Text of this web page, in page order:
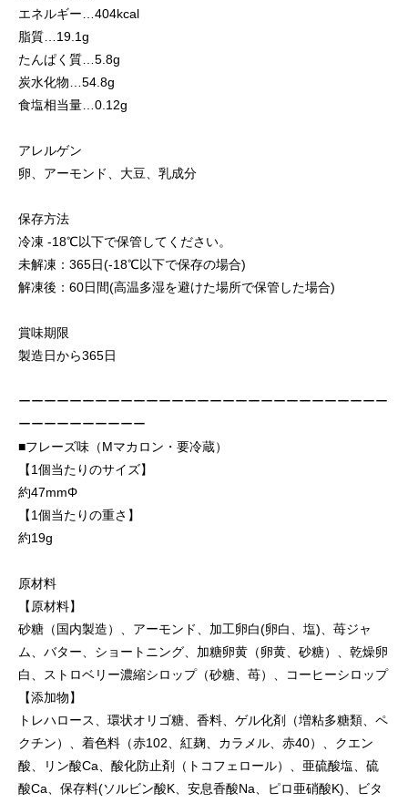
エネルギー…404kcal
脂質…19.1g
たんぱく質…5.8g
炭水化物…54.8g
食塩相当量…0.12g
アレルゲン
卵、アーモンド、大豆、乳成分
保存方法
冷凍 -18℃以下で保管してください。
未解凍：365日(-18℃以下で保存の場合)
解凍後：60日間(高温多湿を避けた場所で保管した場合)
賞味期限
製造日から365日
ーーーーーーーーーーーーーーーーーーーーーーーーーーーーー
ーーーーーーーーーー
■フレーズ味（Mマカロン・要冷蔵）
【1個当たりのサイズ】
約47mmΦ
【1個当たりの重さ】
約19g
原材料
【原材料】
砂糖（国内製造）、アーモンド、加工卵白(卵白、塩)、苺ジャ
ム、バター、ショートニング、加糖卵黄（卵黄、砂糖）、乾燥卵
白、ストロベリー濃縮シロップ（砂糖、苺）、コーヒーシロップ
【添加物】
トレハロース、環状オリゴ糖、香料、ゲル化剤（増粘多糖類、ペ
クチン）、着色料（赤102、紅麹、カラメル、赤40）、クエン
酸、リン酸Ca、酸化防止剤（トコフェロール）、亜硫酸塩、硫
酸Ca、保存料(ソルビン酸K、安息香酸Na、ピロ亜硝酸K)、ビタ